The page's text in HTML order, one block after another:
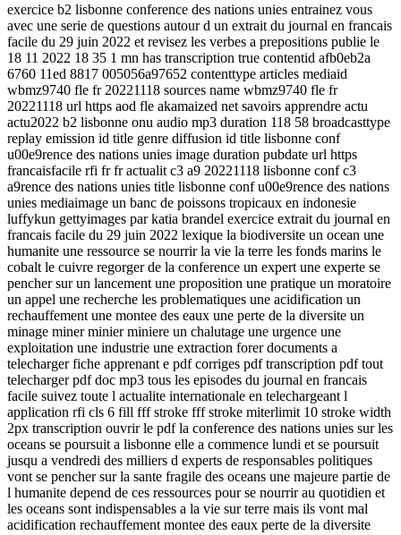
exercice b2 lisbonne conference des nations unies entrainez vous
avec une serie de questions autour d un extrait du journal en francais
facile du 29 juin 2022 et revisez les verbes a prepositions publie le
18 11 2022 18 35 1 mn has transcription true contentid afb0eb2a
6760 11ed 8817 005056a97652 contenttype articles mediaid
wbmz9740 fle fr 20221118 sources name wbmz9740 fle fr
20221118 url https aod fle akamaized net savoirs apprendre actu
actu2022 b2 lisbonne onu audio mp3 duration 118 58 broadcasttype
replay emission id title genre diffusion id title lisbonne conf
u00e9rence des nations unies image duration pubdate url https
francaisfacile rfi fr fr actualit c3 a9 20221118 lisbonne conf c3
a9rence des nations unies title lisbonne conf u00e9rence des nations
unies mediaimage un banc de poissons tropicaux en indonesie
luffykun gettyimages par katia brandel exercice extrait du journal en
francais facile du 29 juin 2022 lexique la biodiversite un ocean une
humanite une ressource se nourrir la vie la terre les fonds marins le
cobalt le cuivre regorger de la conference un expert une experte se
pencher sur un lancement une proposition une pratique un moratoire
un appel une recherche les problematiques une acidification un
rechauffement une montee des eaux une perte de la diversite un
minage miner minier miniere un chalutage une urgence une
exploitation une industrie une extraction forer documents a
telecharger fiche apprenant e pdf corriges pdf transcription pdf tout
telecharger pdf doc mp3 tous les episodes du journal en francais
facile suivez toute l actualite internationale en telechargeant l
application rfi cls 6 fill fff stroke fff stroke miterlimit 10 stroke width
2px transcription ouvrir le pdf la conference des nations unies sur les
oceans se poursuit a lisbonne elle a commence lundi et se poursuit
jusqu a vendredi des milliers d experts de responsables politiques
vont se pencher sur la sante fragile des oceans une majeure partie de
l humanite depend de ces ressources pour se nourrir au quotidien et
les oceans sont indispensables a la vie sur terre mais ils vont mal
acidification rechauffement montee des eaux perte de la diversite